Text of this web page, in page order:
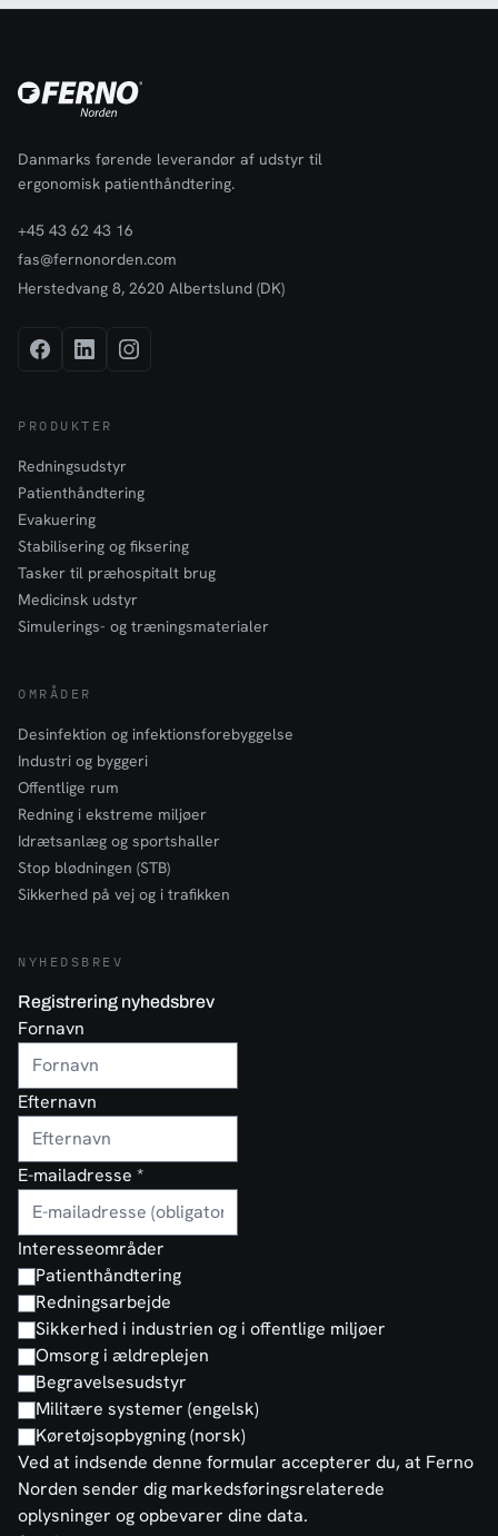
Danmarks førende leverandør af udstyr til
ergonomisk patienthåndtering.
+45 43 62 43 16
fas@fernonorden.com
Herstedvang 8, 2620 Albertslund (DK)
PRODUKTER
Redningsudstyr
Patienthåndtering
Evakuering
Stabilisering og fiksering
Tasker til præhospitalt brug
Medicinsk udstyr
Simulerings- og træningsmaterialer
OMRÅDER
Desinfektion og infektionsforebyggelse
Industri og byggeri
Offentlige rum
Redning i ekstreme miljøer
Idrætsanlæg og sportshaller
Stop blødningen (STB)
Sikkerhed på vej og i trafikken
NYHEDSBREV
Registrering nyhedsbrev
Fornavn
Efternavn
E-mailadresse *
Interesseområder
Patienthåndtering
Redningsarbejde
Sikkerhed i industrien og i offentlige miljøer
Omsorg i ældreplejen
Begravelsesudstyr
Militære systemer (engelsk)
Køretøjsopbygning (norsk)
Ved at indsende denne formular accepterer du, at Ferno
Norden sender dig markedsføringsrelaterede
oplysninger og opbevarer dine data.